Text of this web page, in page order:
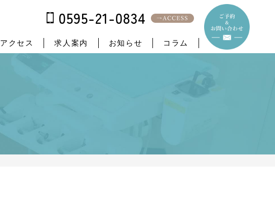
0595-21-0834
アクセス 求人案内 お知らせ コラム